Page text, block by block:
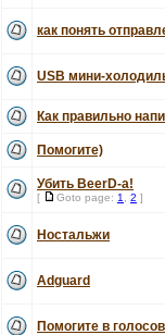
как понять
USB мини-
Как правильно
Помогите)
Убить BeerD-а!
[ Goto page: 1 2 ]
Ностальжи
Adguard
Помогите в